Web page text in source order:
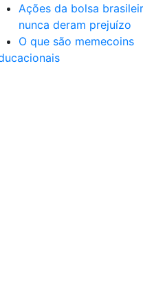
Ações da bolsa
nunca deram prejuízo
O que são memecoins